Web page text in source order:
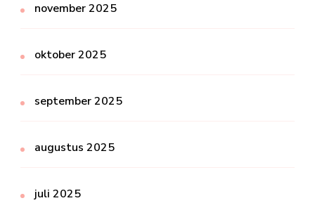
november 2025
oktober 2025
september 2025
augustus 2025
juli 2025